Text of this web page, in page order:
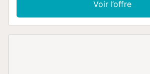
smart TV avec des services de
ainsi qu'une machine à laver. La maison
Voir l’offre